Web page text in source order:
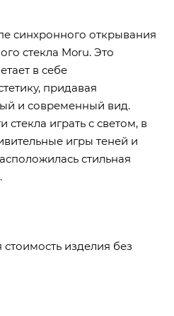
синхронного открывания
стекла Moru. Это
в себе
придавая
и современный вид.
стекла играть с светом, в
игры теней и
стильная
.
изделия без